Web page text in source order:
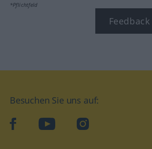
*Pflichtfeld
Besuchen Sie uns auf:
facebookYouTube Instagram